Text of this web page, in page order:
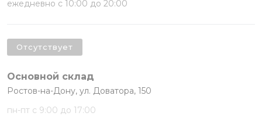
ежедневно с 10:00 до 20:00
Основной склад
Ростов-на-Дону, ул. Доватора, 150
пн-пт с 9:00 до 17:00
Отсутствует